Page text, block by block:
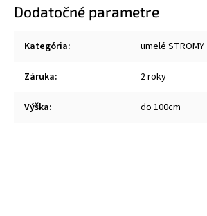
Dodatočné parametre
Kategória: umelé STROMY
Záruka: 2 roky
Výška: do 100cm